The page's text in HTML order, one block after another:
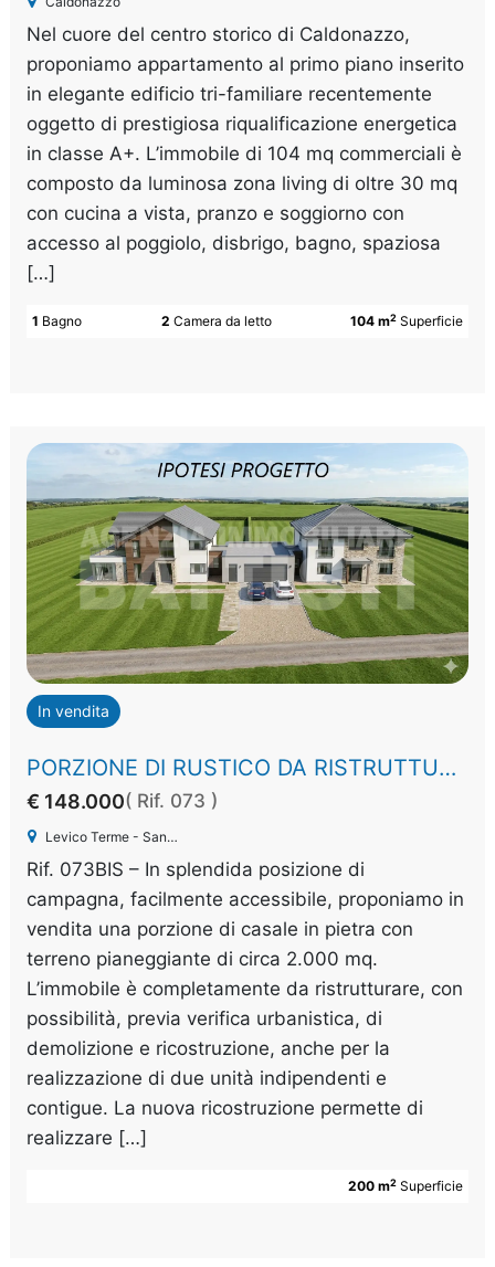
Nel cuore del centro storico di Caldonazzo,
proponiamo appartamento al primo piano inserito
in elegante edificio tri-familiare recentemente
oggetto di prestigiosa riqualificazione energetica
in classe A+. L’immobile di 104 mq commerciali è
composto da luminosa zona living di oltre 30 mq
con cucina a vista, pranzo e soggiorno con
accesso al poggiolo, disbrigo, bagno, spaziosa
[…]
104 m2 Superficie
2 Camera da letto
1 Bagno
In vendita
PORZIONE DI RUSTICO DA RISTRUTTURARE
€ 148.000( Rif. 073 )
Levico Terme - Santa Giuliana
Rif. 073BIS – In splendida posizione di
campagna, facilmente accessibile, proponiamo in
vendita una porzione di casale in pietra con
terreno pianeggiante di circa 2.000 mq.
L’immobile è completamente da ristrutturare, con
possibilità, previa verifica urbanistica, di
demolizione e ricostruzione, anche per la
realizzazione di due unità indipendenti e
contigue. La nuova ricostruzione permette di
realizzare […]
200 m2 Superficie